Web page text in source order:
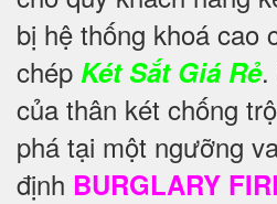
bị hệ thống khoá cao
chép Két Sắt Giá Rẻ.
của thân két chống
phá tại một ngưỡng
định BURGLARY